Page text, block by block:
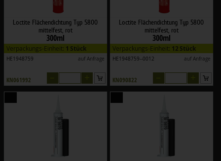
Loctite Flächendichtung Typ 5800
mittelfest, rot
300ml
Verpackungs-Einheit: 1 Stück
HE1948759 auf Anfrage
KN061992
Loctite Flächendichtung Typ 5800
mittelfest, rot
300ml
Verpackungs-Einheit: 12 Stück
HE1948759--0012 auf Anfrage
KN090822